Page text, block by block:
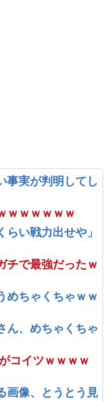
事実が判明してし
ｗｗｗｗｗｗ
い戦力出せや」
チで最強だったｗ
めちゃくちゃｗｗ
ん、めちゃくちゃ
コイツｗｗｗｗ
画像、とうとう見